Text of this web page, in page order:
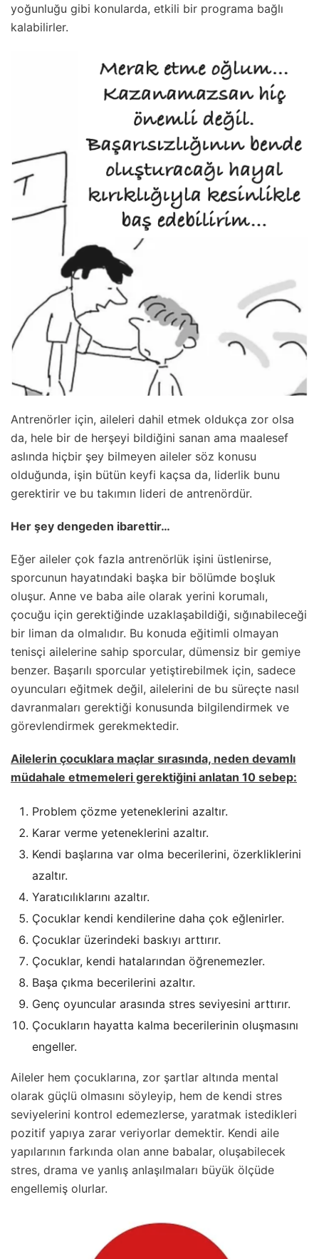
yoğunluğu gibi konularda, etkili bir programa bağlı
kalabilirler.
Antrenörler için, aileleri dahil etmek oldukça zor olsa
da, hele bir de herşeyi bildiğini sanan ama maalesef
aslında hiçbir şey bilmeyen aileler söz konusu
olduğunda, işin bütün keyfi kaçsa da, liderlik bunu
gerektirir ve bu takımın lideri de antrenördür.
Her şey dengeden ibarettir…
Eğer aileler çok fazla antrenörlük işini üstlenirse,
sporcunun hayatındaki başka bir bölümde boşluk
oluşur. Anne ve baba aile olarak yerini korumalı,
çocuğu için gerektiğinde uzaklaşabildiği, sığınabileceği
bir liman da olmalıdır. Bu konuda eğitimli olmayan
tenisçi ailelerine sahip sporcular, dümensiz bir gemiye
benzer. Başarılı sporcular yetiştirebilmek için, sadece
oyuncuları eğitmek değil, ailelerini de bu süreçte nasıl
davranmaları gerektiği konusunda bilgilendirmek ve
görevlendirmek gerekmektedir.
Ailelerin çocuklara maçlar sırasında, neden devamlı
müdahale etmemeleri gerektiğini anlatan 10 sebep:
Problem çözme yeteneklerini azaltır.
Karar verme yeteneklerini azaltır.
Kendi başlarına var olma becerilerini, özerkliklerini
azaltır.
Yaratıcılıklarını azaltır.
Çocuklar kendi kendilerine daha çok eğlenirler.
Çocuklar üzerindeki baskıyı arttırır.
Çocuklar, kendi hatalarından öğrenemezler.
Başa çıkma becerilerini azaltır.
Genç oyuncular arasında stres seviyesini arttırır.
Çocukların hayatta kalma becerilerinin oluşmasını
engeller.
Aileler hem çocuklarına, zor şartlar altında mental
olarak güçlü olmasını söyleyip, hem de kendi stres
seviyelerini kontrol edemezlerse, yaratmak istedikleri
pozitif yapıya zarar veriyorlar demektir. Kendi aile
yapılarının farkında olan anne babalar, oluşabilecek
stres, drama ve yanlış anlaşılmaları büyük ölçüde
engellemiş olurlar.